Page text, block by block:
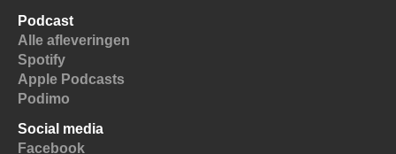
Podcast
Alle afleveringen
Spotify
Apple Podcasts
Podimo
Social media
Facebook